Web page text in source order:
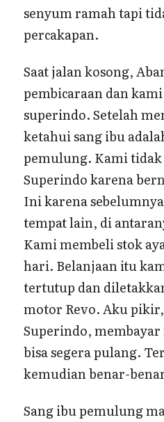
senyum ramah tapi
percakapan.
Saat jalan kosong,
pembicaraan dan
superindo. Setelah
ketahui sang ibu
pemulung. Kami
Superindo karena
Ini karena
tempat lain, di
Kami membeli stok
hari. Belanjaan itu
tertutup dan
motor Revo. Aku
Superindo,
bisa segera pulang.
kemudian benar-
Sang ibu pemulung